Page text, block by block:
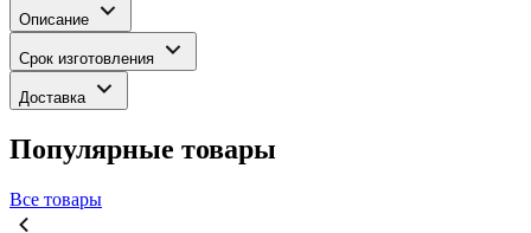
Описание
Срок изготовления
Доставка
Популярные товары
Все товары